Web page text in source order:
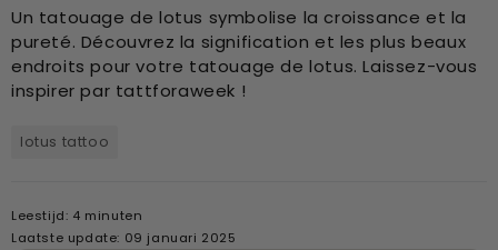
Un tatouage de lotus symbolise la croissance et la
pureté. Découvrez la signification et les plus beaux
endroits pour votre tatouage de lotus. Laissez-vous
inspirer par tattforaweek !
lotus tattoo
Leestijd: 4 minuten
Laatste update: 09 januari 2025